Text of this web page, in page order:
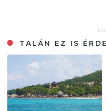
TALÁN EZ IS